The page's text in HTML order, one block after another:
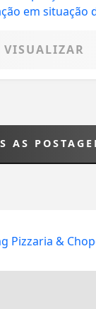
VISUALIZAR
AS